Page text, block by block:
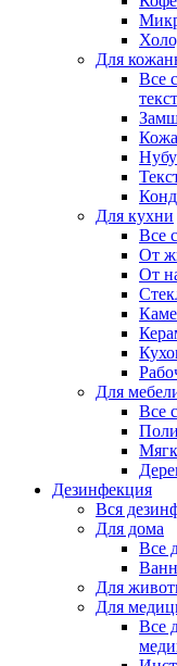
Для
Все
Кожа
Для кухни
Все
От
От
Для
Все
Дезинфекция
Вся
Для дома
Все
Для
Для
Все